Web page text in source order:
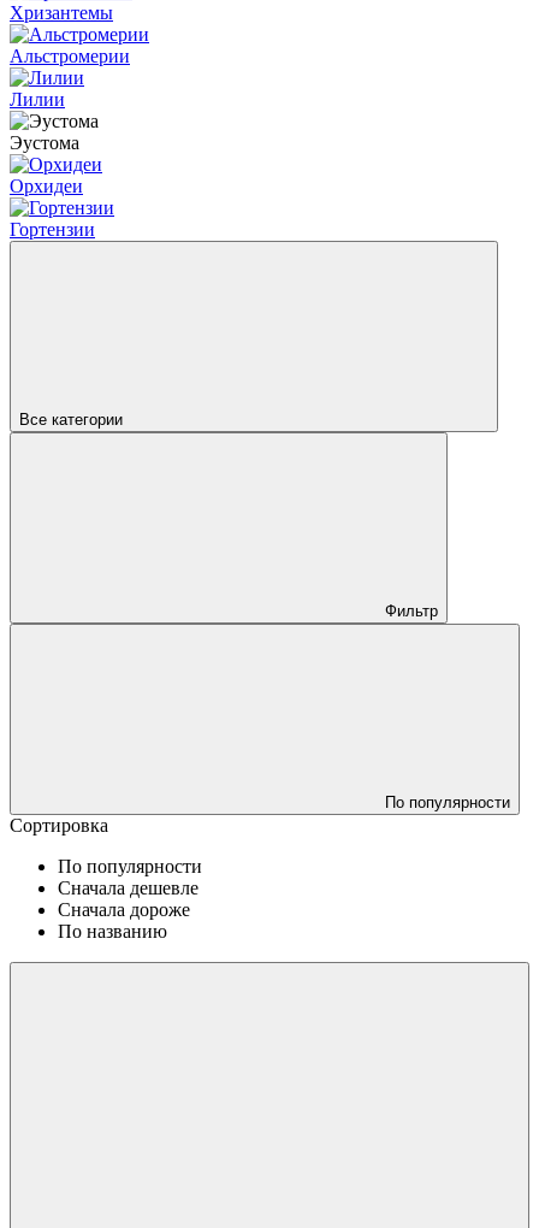
Хризантемы
Альстромерии
Лилии
Эустома
Орхидеи
Гортензии
Все категории
Фильтр
По популярности
Сортировка
По популярности
Сначала дешевле
Сначала дороже
По названию